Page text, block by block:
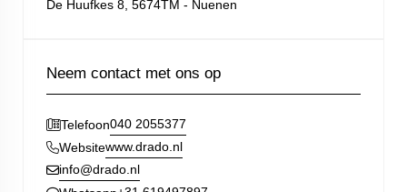
De Huufkes 8, 5674TM - Nuenen
Neem contact met ons op
Telefoon040 2055377
Websitewww.drado.nl
info@drado.nl